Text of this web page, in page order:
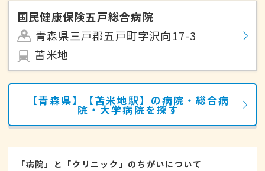
国民健康保険五戸総合病院
青森県三戸郡五戸町字沢向17-3
苫米地
【青森県】【苫米地駅】の病院・総合病
院・大学病院を探す
「病院」と「クリニック」のちがいについて